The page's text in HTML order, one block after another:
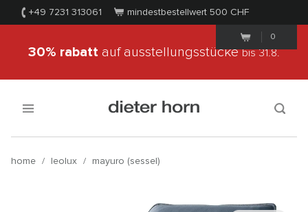
+49 7231 313061 mindestbestellwert 500 CHF
0
30% rabatt auf ausstellungsstückebis 31.8.
home / leolux / mayuro (sessel)